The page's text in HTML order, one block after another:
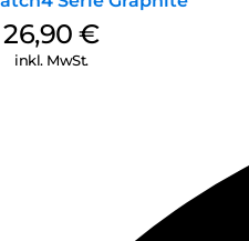
26,90€
inkl. MwSt.